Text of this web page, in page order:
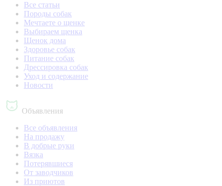
Все статьи
Породы собак
Мечтаете о щенке
Выбираем щенка
Щенок дома
Здоровье собак
Питание собак
Дрессировка собак
Уход и содержание
Новости
Объявления
Все объявления
На продажу
В добрые руки
Вязка
Потерявшиеся
От заводчиков
Из приютов